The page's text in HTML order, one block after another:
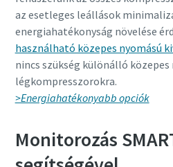
az esetleges leállások
energiahatékonyság növelése
használható közepes nyomású
nincs szükség különálló közepes
légkompresszorokra.
>Energiahatékonyabb opciók
Monitorozás